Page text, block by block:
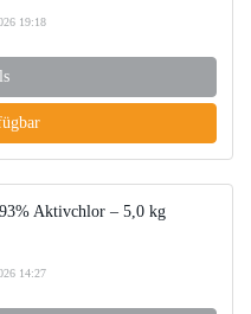
19:18
Aktivchlor – 5,0 kg
14:27